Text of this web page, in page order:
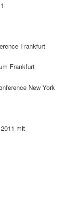
Frankfurt
Frankfurt
New York
mit